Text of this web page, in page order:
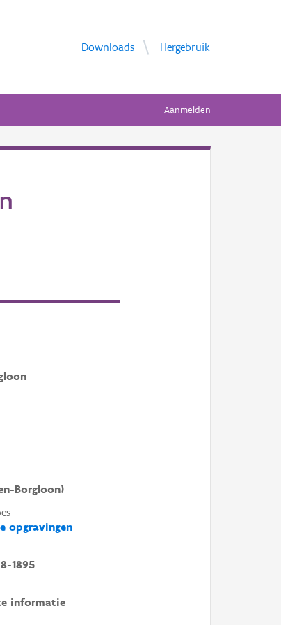
Downloads Hergebruik
Aanmelden
Borgloon)
opgravingen
1895
informatie